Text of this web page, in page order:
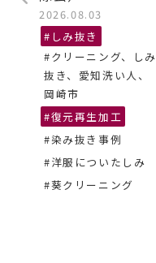
2026.08.03
#しみ抜き
#クリーニング、しみ
抜き、愛知洗い人、
岡崎市
#復元再生加工
#染み抜き事例
#洋服についたしみ
#葵クリーニング